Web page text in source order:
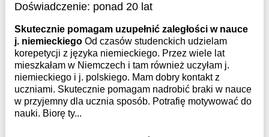
Doświadczenie: ponad 20 lat
Skutecznie pomagam uzupełnić zaległości w nauce
j. niemieckiego Od czasów studenckich udzielam
korepetycji z języka niemieckiego. Przez wiele lat
mieszkałam w Niemczech i tam również uczyłam j.
niemieckiego i j. polskiego. Mam dobry kontakt z
uczniami. Skutecznie pomagam nadrobić braki w nauce
w przyjemny dla ucznia sposób. Potrafię motywować do
nauki. Biorę ty...